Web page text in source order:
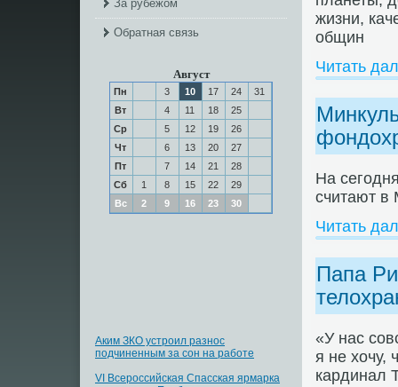
За рубежом
Обратная связь
Август
Пн 3 10 17 24
31
Вт
4 11 18
25
Ср
5 12 19
26
Чт
6 13 20
27
Пт
7 14 21
28
Сб
1 8 15 22
29
Вс
2 9 16 23 30
Аким ЗКО устроил разнос
подчиненным за сон на работе
VI Всероссийская Спасская ярмарка
жизни,
общин
Читать
На
считают в
Читать
Папа
«У нас
я не хочу,
кардинал